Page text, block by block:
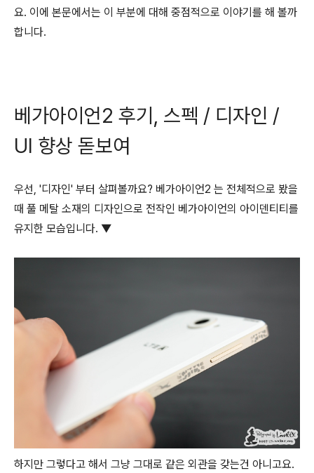
요. 이에 본문에서는 이 부분에 대해 중점적으로 이야기를 해 볼까
합니다.
베가아이언2 후기, 스펙 / 디자인 /
UI 향상 돋보여
우선, '디자인' 부터 살펴볼까요? 베가아이언2 는 전체적으로 봤을
때 풀 메탈 소재의 디자인으로 전작인 베가아이언의 아이덴티티를
유지한 모습입니다. ▼
하지만 그렇다고 해서 그냥 그대로 같은 외관을 갖는건 아니고요.